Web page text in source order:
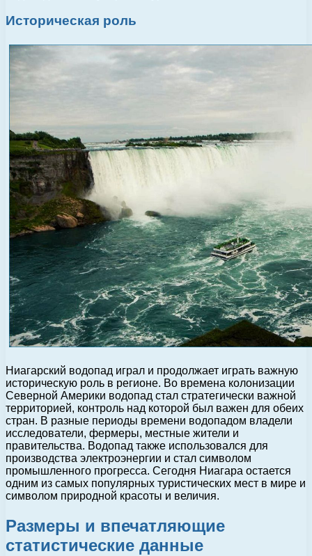
Историческая роль
Ниагарский водопад играл и продолжает играть важную
историческую роль в регионе. Во времена колонизации
Северной Америки водопад стал стратегически важной
территорией, контроль над которой был важен для обеих
стран. В разные периоды времени водопадом владели
исследователи, фермеры, местные жители и
правительства. Водопад также использовался для
производства электроэнергии и стал символом
промышленного прогресса. Сегодня Ниагара остается
одним из самых популярных туристических мест в мире и
символом природной красоты и величия.
Размеры и впечатляющие
статистические данные